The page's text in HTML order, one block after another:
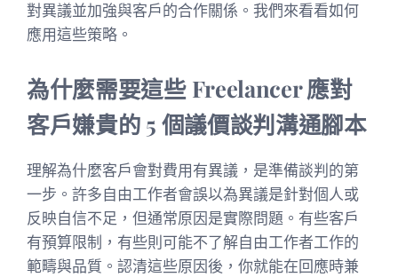
對異議並加強與客戶的合作關係。我們來看看如何
應用這些策略。
為什麼需要這些 Freelancer 應對
客戶嫌貴的 5 個議價談判溝通腳本
理解為什麼客戶會對費用有異議，是準備談判的第
一步。許多自由工作者會誤以為異議是針對個人或
反映自信不足，但通常原因是實際問題。有些客戶
有預算限制，有些則可能不了解自由工作者工作的
範疇與品質。認清這些原因後，你就能在回應時兼